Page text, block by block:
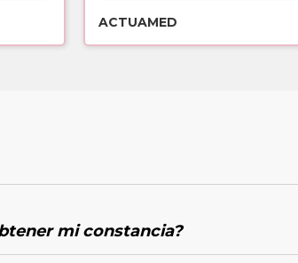
ACTUAMED
mi constancia?